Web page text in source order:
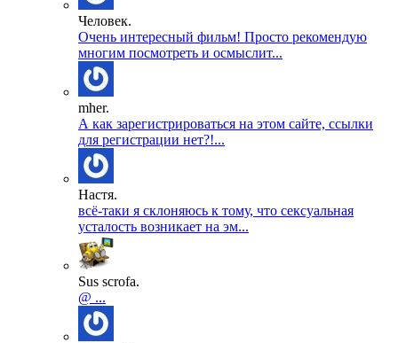
Человек.
Очень интересный фильм! Просто рекомендую
многим посмотреть и осмыслит...
mher.
А как зарегистрироваться на этом сайте, ссылки
для регистрации нет?!...
Настя.
всё-таки я склоняюсь к тому, что сексуальная
усталость возникает на эм...
Sus scrofa.
@ ...